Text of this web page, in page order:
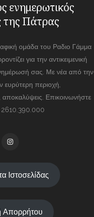
ενημερωτικός
της Πάτρας
ομάδα του Ραδιο Γάμμα
για την αντικειμενική
σας. Με νέα από την
ευρύτερη περιοχή,
αποκαλύψεις. Επικοινωνήστε
2610.390.000
Ιστοσελίδας
Απορρήτου